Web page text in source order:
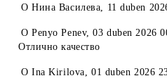
OНина Василева, 11 duben
OPenyo Penev,03 duben 2026
Отлично качество
OIna Kirilova, 01 duben 2026